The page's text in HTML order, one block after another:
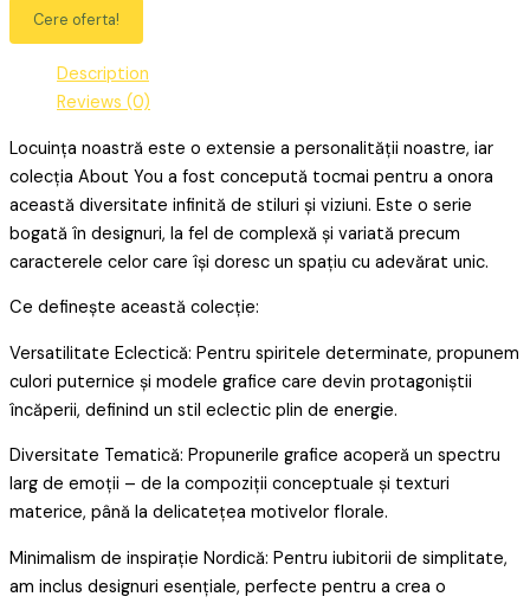
Cere oferta!
Description
Reviews (0)
Locuința noastră este o extensie a personalității noastre, iar
colecția About You a fost concepută tocmai pentru a onora
această diversitate infinită de stiluri și viziuni. Este o serie
bogată în designuri, la fel de complexă și variată precum
caracterele celor care își doresc un spațiu cu adevărat unic.
Ce definește această colecție:
Versatilitate Eclectică: Pentru spiritele determinate, propunem
culori puternice și modele grafice care devin protagoniștii
încăperii, definind un stil eclectic plin de energie.
Diversitate Tematică: Propunerile grafice acoperă un spectru
larg de emoții – de la compoziții conceptuale și texturi
materice, până la delicatețea motivelor florale.
Minimalism de inspirație Nordică: Pentru iubitorii de simplitate,
am inclus designuri esențiale, perfecte pentru a crea o